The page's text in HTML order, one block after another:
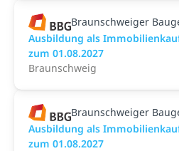
Braunschweiger
Ausbildung als
zum 01.08.2027
Braunschweig
Braunschweiger
Ausbildung als
zum 01.08.2027